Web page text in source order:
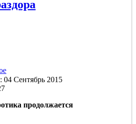
04 Сентябрь 2015
продолжается